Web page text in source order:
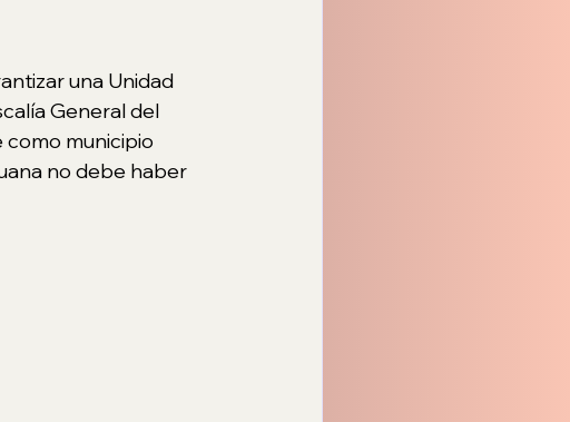
una Unidad
General del
como municipio
no debe haber